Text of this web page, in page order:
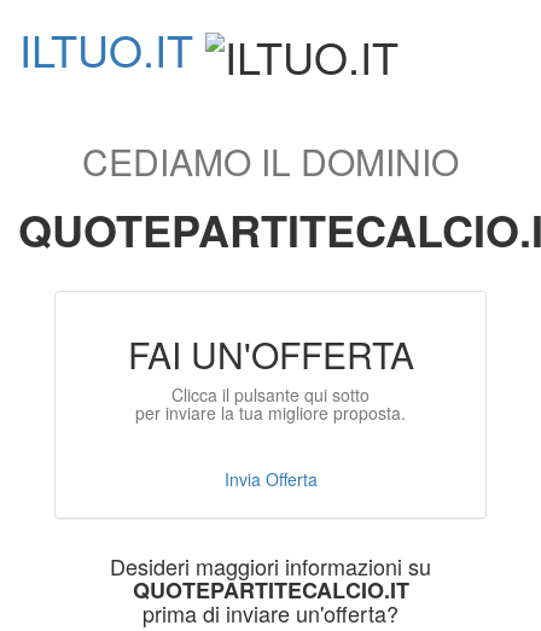
ILTUO.IT
CEDIAMO IL DOMINIO
FAI UN'OFFERTA
Clicca il pulsante qui sotto
per inviare la tua migliore proposta.
Invia Offerta
Desideri maggiori informazioni su
QUOTEPARTITECALCIO.IT
prima di inviare un'offerta?